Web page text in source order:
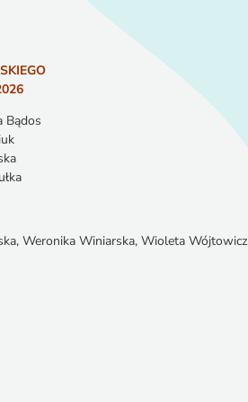
Bądos
Weronika Winiarska, Wioleta Wójtowicz